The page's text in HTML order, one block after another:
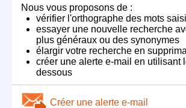
Nous vous proposons de :
vérifier l'orthographe des mots
essayer une nouvelle recherche
plus généraux ou des synonymes
élargir votre recherche en
créer une alerte e-mail en utilisant
dessous
Créer une alerte e-mail